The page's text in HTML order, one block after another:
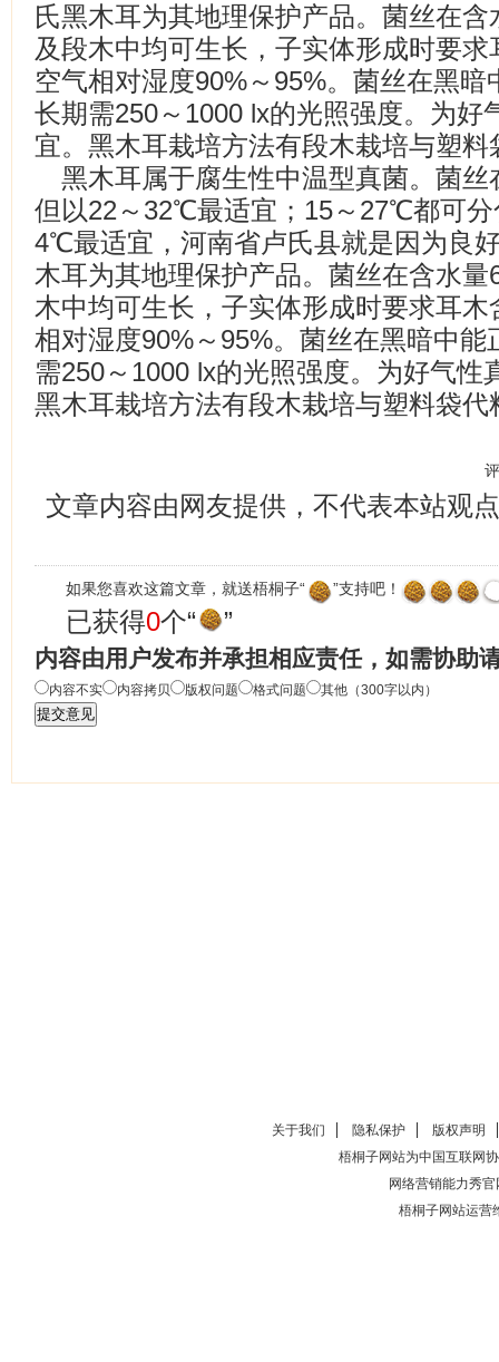
氏黑木耳为其地理保护产品。菌丝在
及段木中均可生长，子实体形成时要
空气相对湿度90%～95%。菌丝在黑
长期需250～1000 lx的光照强度。为好
宜。黑木耳栽培方法有段木栽培与塑
黑木耳属于腐生性中温型真菌。菌
但以22～32℃最适宜；15～27℃都可分
4℃最适宜，河南省卢氏县就是因为良
木耳为其地理保护产品。菌丝在含水
木中均可生长，子实体形成时要求耳
相对湿度90%～95%。菌丝在黑暗中
需250～1000 lx的光照强度。为好气性
黑木耳栽培方法有段木栽培与塑料袋代
文章内容由网友提供，不代表本站观点
如果您喜欢这篇文章，就送梧桐子“ ”支持吧！
已获得0个“ ”
内容由用户发布并承担相应责任，如需协助
内容不实 内容拷贝 版权问题 格式问题 其他（300字以内）
关于我们 隐私保护
版权声明
梧桐子网站为中国互联网
网络营销能力秀官
梧桐子网站运营